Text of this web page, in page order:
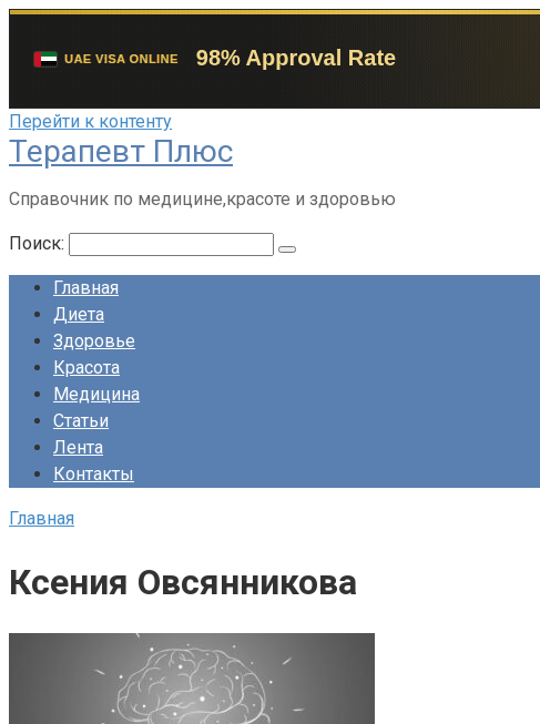
Перейти к контенту
Терапевт Плюс
Справочник по медицине,красоте и здоровью
Поиск:
Главная
Диета
Здоровье
Красота
Медицина
Статьи
Лента
Контакты
Главная
Ксения Овсянникова